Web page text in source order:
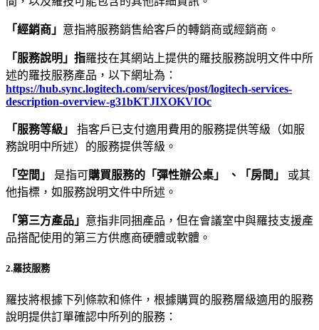
「經銷商」 意指將服務銷售給客戶的轉銷商或經銷商。
「服務說明」指羅技在其網站上提供的羅技服務說明文件中所
述的羅技服務產品，以下網址為：
https://hub.sync.logitech.com/services/post/logitech-services-
description-overview-g31bKTJIXOKVIOc
「服務等級」
指客戶已支付適用費用的服務提供等級（如服
務說明中所述）的服務提供等級。
「空間」 是指可購買服務的「彈性辦公桌」 、「房間」
或其
他指標，如服務說明文件中所述。
「第三方產品」 意指非同捆產品，但在會議室中與羅技支援產
品搭配使用的第三方供應商硬體或軟體。
2.羅技服務
羅技將根據下列條款和條件，根據購買的服務層級適用的服務
說明提供訂單確認中所列的服務：